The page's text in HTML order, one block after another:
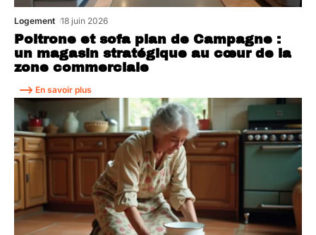
Poltrone et sofa plan de Campagne :
un magasin stratégique au cœur de la
zone commerciale
Logement 18 juin 2026
En savoir plus